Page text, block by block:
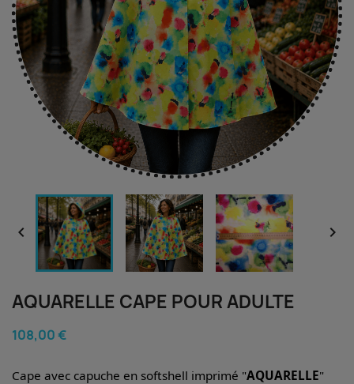
 
AQUARELLE CAPE POUR ADULTE
108,00 €
Cape avec capuche en softshell imprimé "AQUARELLE"